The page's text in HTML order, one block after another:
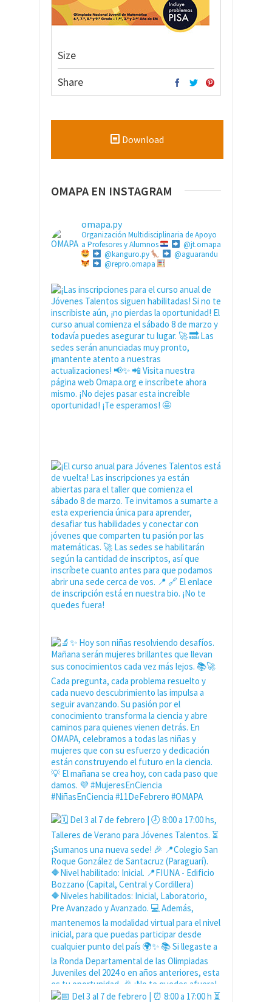
Size
Share
Download
OMAPA EN INSTAGRAM
omapa.py
Organización Multidisciplinaria de Apoyo
a Profesores y Alumnos
@jt.omapa
@kanguro.py
@aguarandu
@repro.omapa